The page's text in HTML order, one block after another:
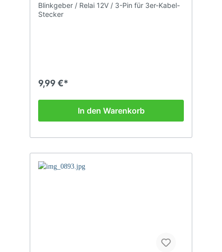
Blinkgeber / Relai 12V / 3-Pin für 3er-Kabel-
Stecker
9,99 €*
In den Warenkorb